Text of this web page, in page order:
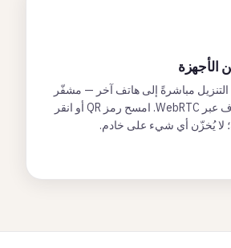
الأجهزة
مباشرةً إلى هاتف آخر — مشفّر
من طرف إلى طرف عبر WebRTC. امسح رمز QR أو انقر
لا يُخزّن أي شيء على خادم.